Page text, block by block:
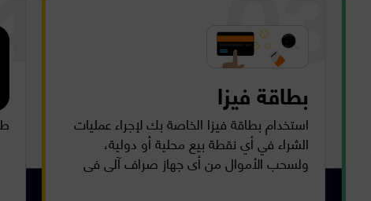
بطاقة فيزا
استخدام بطاقة فيزا الخاصة بك لإجراء عمليات
الشراء في أي نقطة بيع محلية أو دولية،
ولسحب الأموال من أي جهاز صراف آلي في